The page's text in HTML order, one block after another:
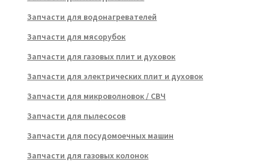
Запчасти для водонагревателей
Запчасти для мясорубок
Запчасти для газовых плит и духовок
Запчасти для электрических плит и духовок
Запчасти для микроволновок / СВЧ
Запчасти для пылесосов
Запчасти для посудомоечных машин
Запчасти для газовых колонок